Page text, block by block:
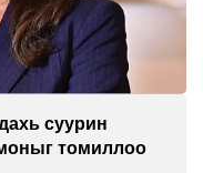
суурин
томиллоо